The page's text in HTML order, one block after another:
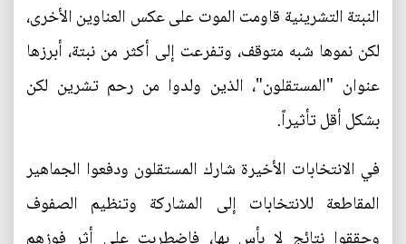
النبتة التشرينية قاومت الموت على عكس العناوين الأخرى،
لكن نموها شبه متوقف، وتفرعت إلى أكثر من نبتة، أبرزها
عنوان "المستقلون"، الذين ولدوا من رحم تشرين لكن
بشكل أقل تأثيراً.
في الانتخابات الأخيرة شارك المستقلون ودفعوا الجماهير
المقاطعة للانتخابات إلى المشاركة وتنظيم الصفوف